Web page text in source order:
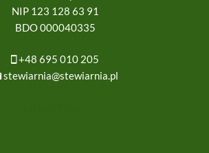
NIP 123 128 63 91
BDO 000040335
+48 695 010 205
stewiarnia@stewiarnia.pl